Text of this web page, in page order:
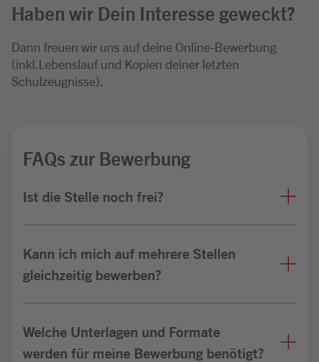
Haben wir Dein Interesse geweckt?
Dann freuen wir uns auf deine Online-Bewerbung
(inkl.Lebenslauf und Kopien deiner letzten
Schulzeugnisse).
FAQs zur Bewerbung
Ist die Stelle noch frei?
Kann ich mich auf mehrere Stellen
gleichzeitig bewerben?
Welche Unterlagen und Formate
werden für meine Bewerbung benötigt?